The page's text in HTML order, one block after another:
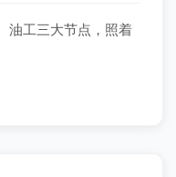
油工三大节点，照着